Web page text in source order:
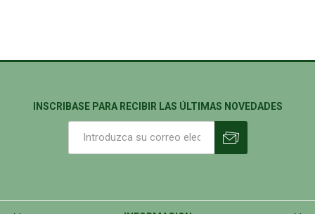
INSCRIBASE PARA RECIBIR LAS ÚLTIMAS NOVEDADES